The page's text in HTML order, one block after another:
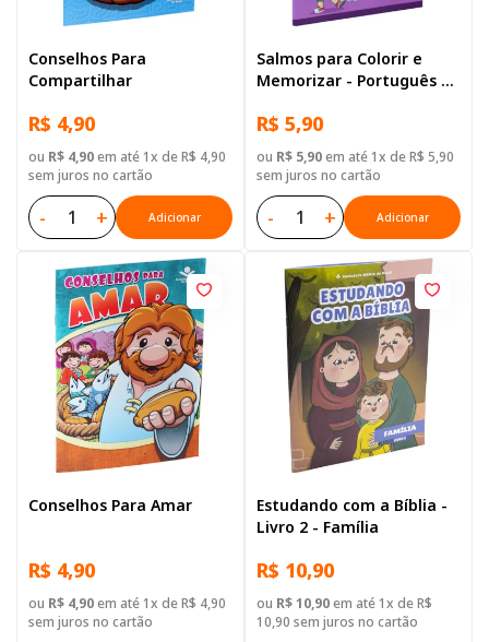
Conselhos Para
Compartilhar
R$ 4,90
ou R$ 4,90em até 1x de R$ 4,90
sem juros no cartão
- + Adicionar
Salmos para Colorir e
Memorizar - Português e
R$ 5,90
ou R$ 5,90em até 1x de R$ 5,90
sem juros no cartão
- + Adicionar
Conselhos Para Amar
R$ 4,90
ou R$ 4,90em até 1x de R$ 4,90
sem juros no cartão
Estudando com a Bíblia -
Livro 2 - Família
R$ 10,90
ou R$ 10,90em até 1x de R$
10,90 sem juros no cartão